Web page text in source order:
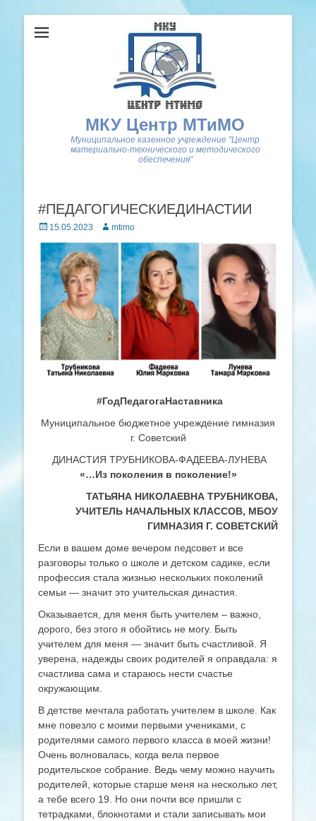
МКУ Центр МТиМО
Муниципальное казенное учреждение "Центр
материально-технического и методического
обеспечения"
#ПЕДАГОГИЧЕСКИЕДИНАСТИИ
Posted
15.05.2023 Author
mtimo
#ГодПедагогаНаставника
Муниципальное бюджетное учреждение гимназия
г. Советский
ДИНАСТИЯ ТРУБНИКОВА-ФАДЕЕВА-ЛУНЕВА
«…Из поколения в поколение!»
ТАТЬЯНА НИКОЛАЕВНА ТРУБНИКОВА,
УЧИТЕЛЬ НАЧАЛЬНЫХ КЛАССОВ, МБОУ
ГИМНАЗИЯ Г. СОВЕТСКИЙ
Если в вашем доме вечером педсовет и все
разговоры только о школе и детском садике, если
профессия стала жизнью нескольких поколений
семьи — значит это учительская династия.
Оказывается, для меня быть учителем – важно,
дорого, без этого я обойтись не могу. Быть
учителем для меня — значит быть счастливой. Я
уверена, надежды своих родителей я оправдала: я
счастлива сама и стараюсь нести счастье
окружающим.
В детстве мечтала работать учителем в школе. Как
мне повезло с моими первыми учениками, с
родителями самого первого класса в моей жизни!
Очень волновалась, когда вела первое
родительское собрание. Ведь чему можно научить
родителей, которые старше меня на несколько лет,
а тебе всего 19. Но они почти все пришли с
тетрадками, блокнотами и стали записывать мои